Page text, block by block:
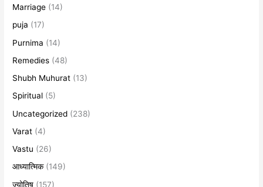
Marriage (14)
puja (17)
Purnima (14)
Remedies (48)
Shubh Muhurat (13)
Spiritual (5)
Uncategorized (238)
Varat (4)
Vastu (26)
आध्यात्मिक(149)
ज्योतिष (157)